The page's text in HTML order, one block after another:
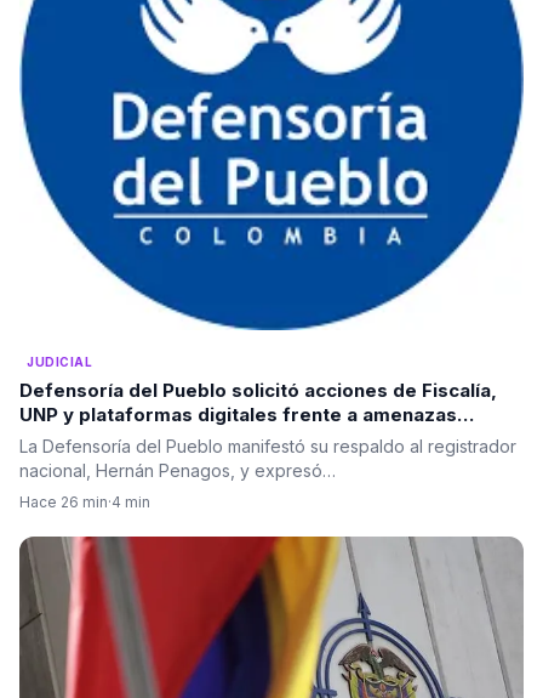
JUDICIAL
Defensoría del Pueblo solicitó acciones de Fiscalía,
UNP y plataformas digitales frente a amenazas
electorales
La Defensoría del Pueblo manifestó su respaldo al registrador
nacional, Hernán Penagos, y expresó…
Hace 26 min·4 min